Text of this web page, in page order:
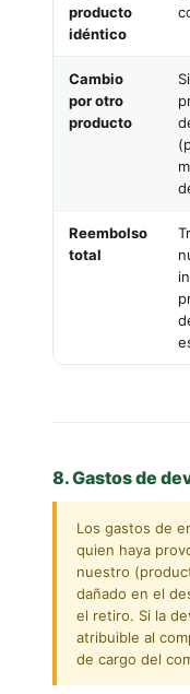
producto
idéntico
Cambio
por otro
producto
Reembolso
total
8. Gastos de
Los gastos de
quien haya
nuestro
dañado en el
el retiro. Si la
atribuible al
de cargo del